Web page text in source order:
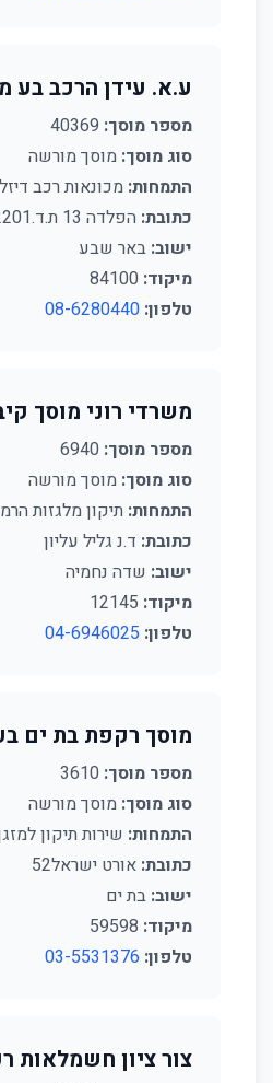
ע.א. עידן הרכב בע מ
מספר מוסך:
סוג מוסך: מוסך מורשה
התמחות: מכונאות רכב דיזל
כתובת: הפלדה 13 ת.ד.2201
ישוב: באר שבע
מיקוד:
טלפון: 08-6280440
משרדי רוני מוסך
מספר מוסך:
סוג מוסך: מוסך מורשה
התמחות: תיקון מלגזות
כתובת: ד.נ גליל עליון
ישוב: שדה נחמיה
מיקוד:
טלפון: 04-6946025
מוסך רקפת בת ים
מספר מוסך:
סוג מוסך: מוסך מורשה
התמחות: שירות תיקון
כתובת: אורט ישראל52
ישוב: בת ים
מיקוד:
טלפון: 03-5531376
צור ציון חשמלאות